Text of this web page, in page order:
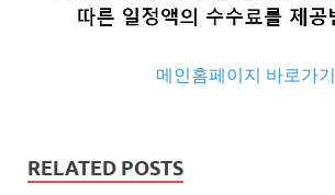
메인홈페이지 바로가기
사
RELATED POSTS